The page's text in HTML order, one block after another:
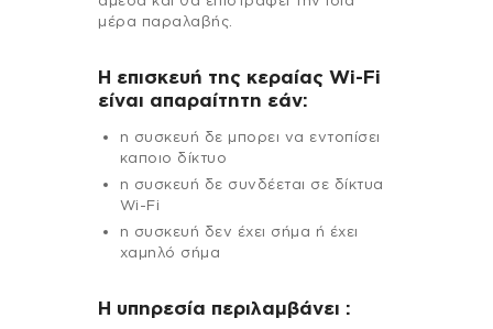
μέρα παραλαβής.
Η επισκευή της κεραίας Wi-Fi
είναι απαραίτητη εάν:
η συσκευή δε μπορει να εντοπίσει
καποιο δίκτυο
η συσκευή δε συνδέεται σε δίκτυα
Wi-Fi
η συσκευή δεν έχει σήμα ή έχει
χαμηλό σήμα
H υπηρεσία περιλαμβάνει :